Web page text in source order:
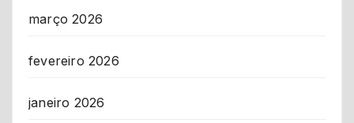
março 2026
fevereiro 2026
janeiro 2026